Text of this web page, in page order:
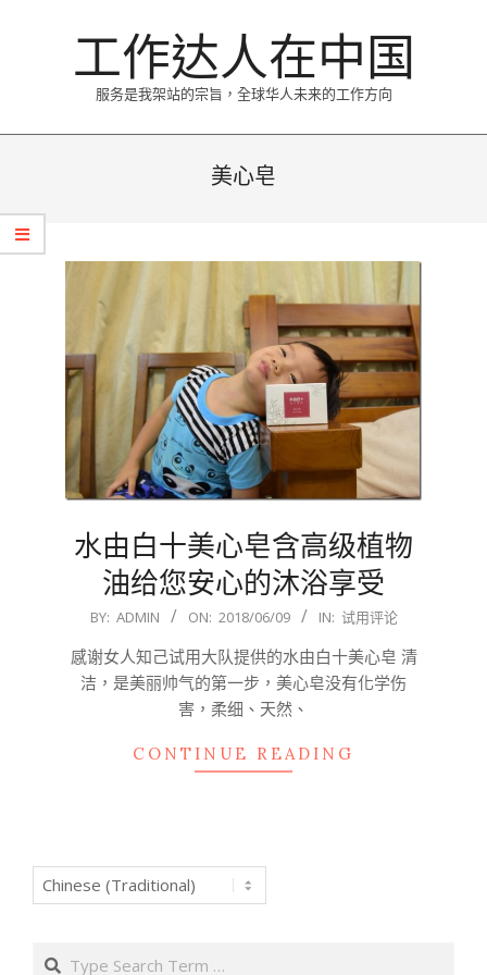
工作达人在中国
服务是我架站的宗旨，全球华人未来的工作方向
美心皂
水由白十美心皂含高级植物
油给您安心的沐浴享受
2018-
09
BY: ADMIN ON: 2018/06/09 IN: 试用评论
感谢女人知己试用大队提供的水由白十美心皂 清
洁，是美丽帅气的第一步，美心皂没有化学伤
害，柔细、天然、
CONTINUE READING
Search